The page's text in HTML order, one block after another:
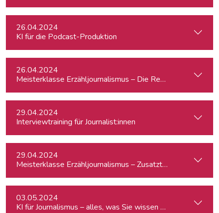
26.04.2024
KI für die Podcast-Produktion
26.04.2024
Meisterklasse Erzähljournalismus – Die
29.04.2024
Interviewtraining für Journalist:innen
29.04.2024
Meisterklasse Erzähljournalismus – Zusatztermin
03.05.2024
KI für Journalismus – alles, was Sie wissen müssen